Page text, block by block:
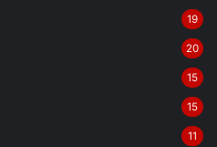
19
20
15
15
11